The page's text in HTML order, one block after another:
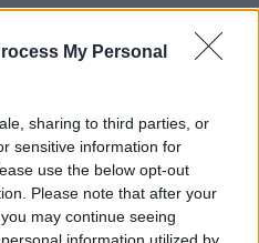
My Personal
sharing to third parties, or
sensitive information for
use the below opt-out
Please note that after your
may continue seeing
information utilized by